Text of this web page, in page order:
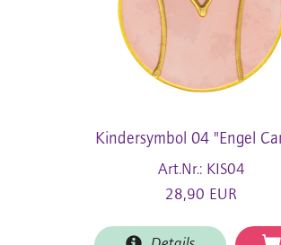
Kindersymbol 04 "Engel
Art.Nr.: KIS04
28,90 EUR